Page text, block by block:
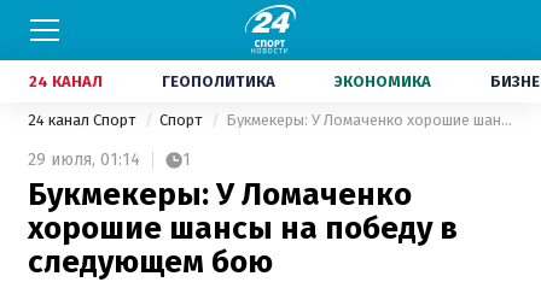
24 КАНАЛ ГЕОПОЛИТИКА ЭКОНОМИКА
24 канал Спорт Спорт Букмекеры: У Ломаченко хорошие шансы на победу в следующем бою
29 июля, 01:14 1
Букмекеры: У Ломаченко
хорошие шансы на победу в
следующем бою